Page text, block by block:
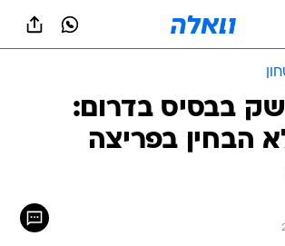
בבסיס בדרום:
הבחין בפריצה